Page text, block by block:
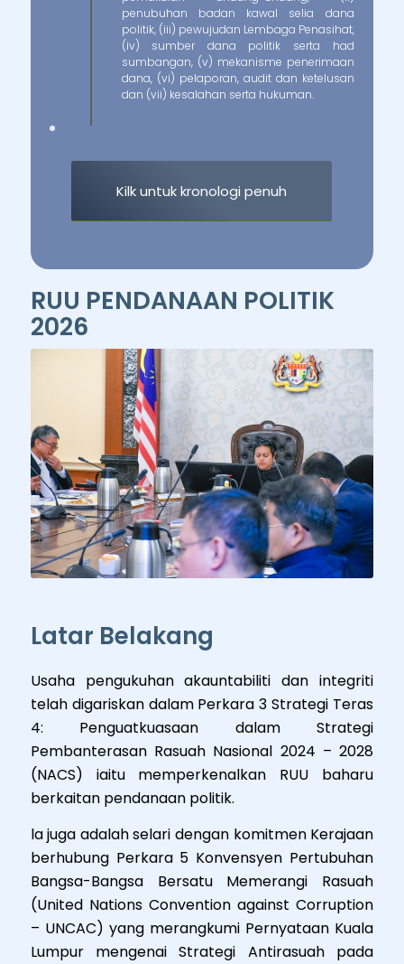
penubuhan badan kawal selia dana
politik, (iii) pewujudan Lembaga Penasihat,
(iv) sumber dana politik serta had
sumbangan, (v) mekanisme penerimaan
dana, (vi) pelaporan, audit dan ketelusan
dan (vii) kesalahan serta hukuman.
Kilk untuk kronologi penuh
RUU PENDANAAN POLITIK
2026
Latar Belakang
Usaha pengukuhan akauntabiliti dan integriti
telah digariskan dalam Perkara 3 Strategi Teras
4: Penguatkuasaan dalam Strategi
Pembanterasan Rasuah Nasional 2024 – 2028
(NACS) iaitu memperkenalkan RUU baharu
berkaitan pendanaan politik.
la juga adalah selari dengan komitmen Kerajaan
berhubung Perkara 5 Konvensyen Pertubuhan
Bangsa-Bangsa Bersatu Memerangi Rasuah
(United Nations Convention against Corruption
– UNCAC) yang merangkumi Pernyataan Kuala
Lumpur mengenai Strategi Antirasuah pada